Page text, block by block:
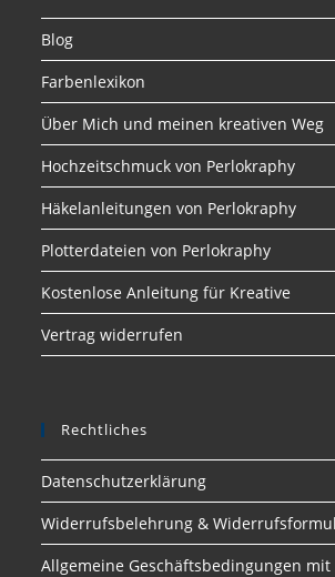
Blog
Farbenlexikon
Über Mich und meinen kreativen Weg
Hochzeitschmuck von Perlokraphy
Häkelanleitungen von Perlokraphy
Plotterdateien von Perlokraphy
Kostenlose Anleitung für Kreative
Vertrag widerrufen
Rechtliches
Datenschutzerklärung
Widerrufsbelehrung &
Allgemeine Geschäftsbedingungen mit